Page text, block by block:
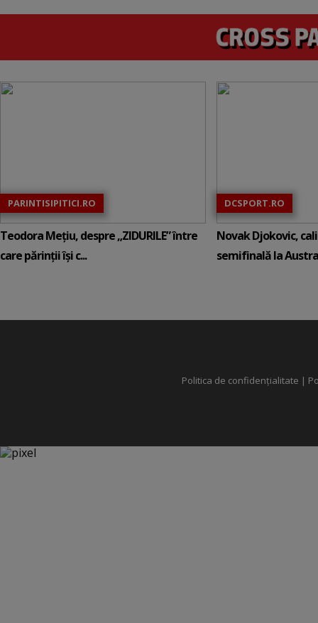
PARINTISIPITICI.RO
Teodora Mețiu, despre „ZIDURILE” între
care părinții își c...
DCSPORT.RO
Novak Djokovic,
semifinală la
Politica de confidențialitate |